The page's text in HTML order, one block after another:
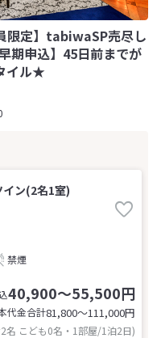
限定】tabiwaSP売尽し
期申込】45日前までが
イル★
イン(2名1室)
禁煙
40,900～55,500円
代金合計81,800〜111,000円
名 こども0名・1部屋/1泊2日)